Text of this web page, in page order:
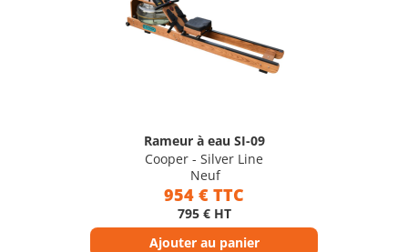
Rameur à eau SI-09
Cooper - Silver Line
Neuf
954 € TTC
795 € HT
Ajouter au panier